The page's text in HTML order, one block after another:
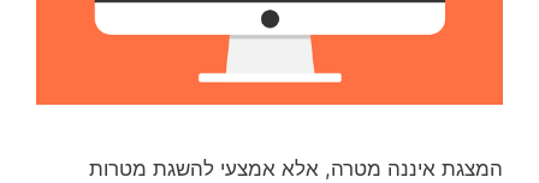
המצגת איננה מטרה, אלא אמצעי להשגת מטרות